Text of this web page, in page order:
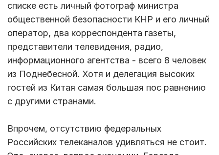
списке есть личный фотограф министра
общественной безопасности КНР и его личный
оператор, два корреспондента газеты,
представители телевидения, радио,
информационного агентства - всего 8 человек
из Поднебесной. Хотя и делегация высоких
гостей из Китая самая большая пос равнению
с другими странами.
Впрочем, отсутствию федеральных
Российских телеканалов удивляться не стоит.